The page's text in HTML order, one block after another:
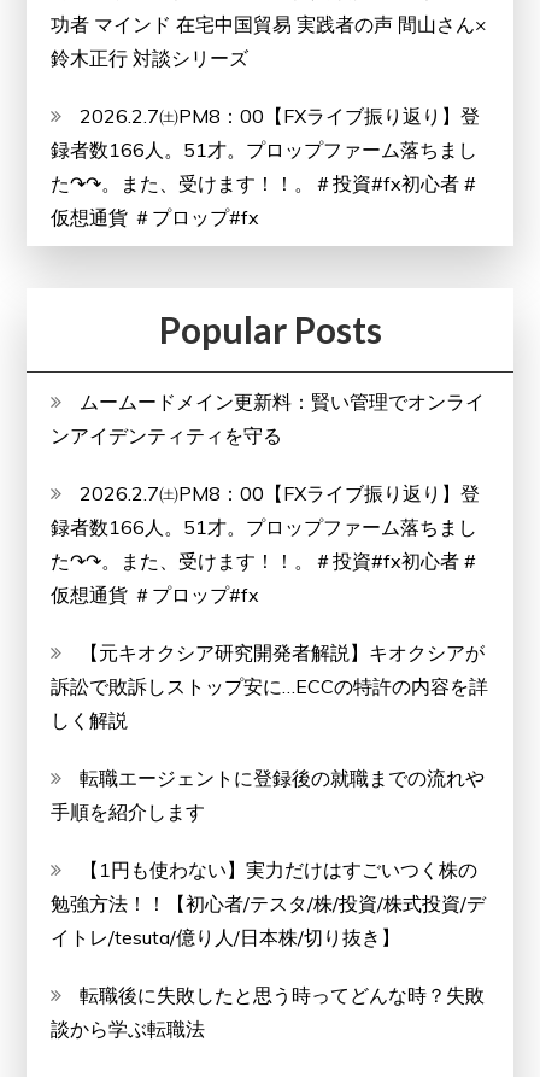
功者 マインド 在宅中国貿易 実践者の声 間山さん×
鈴木正行 対談シリーズ
2026.2.7㈯PM8：00【FXライブ振り返り】登
録者数166人。51才。プロップファーム落ちまし
た↷↷。また、受けます！！。＃投資#fx初心者 #
仮想通貨 ＃プロップ#fx
Popular Posts
ムームードメイン更新料：賢い管理でオンライ
ンアイデンティティを守る
2026.2.7㈯PM8：00【FXライブ振り返り】登
録者数166人。51才。プロップファーム落ちまし
た↷↷。また、受けます！！。＃投資#fx初心者 #
仮想通貨 ＃プロップ#fx
【元キオクシア研究開発者解説】キオクシアが
訴訟で敗訴しストップ安に…ECCの特許の内容を詳
しく解説
転職エージェントに登録後の就職までの流れや
手順を紹介します
【1円も使わない】実力だけはすごいつく株の
勉強方法！！【初心者/テスタ/株/投資/株式投資/デ
イトレ/tesuta/億り人/日本株/切り抜き】
転職後に失敗したと思う時ってどんな時？失敗
談から学ぶ転職法